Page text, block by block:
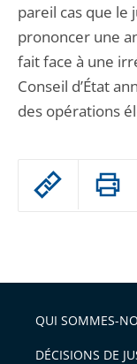
Passer
arriver
après
l'article
pour
pareil cas que le
prononcer une
fait face à une
Conseil d’État
des opérations
QUI SOMMES-
DÉCISIONS DE